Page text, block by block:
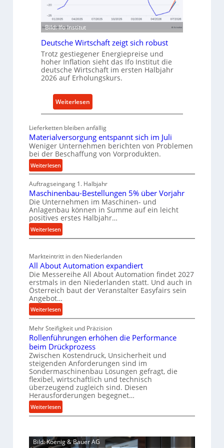
d
u
s
t
r
i
e
-
E
r
s
a
t
z
i
l
e
n
i
n
a
c
h
a
l
i
g
e
e
r
k
z
e
g
a
u
p
r
e
s
s
e
Bild: Ifo Institut
Deutsche Wirtschaft zeigt sich robust
Trotz gestiegener Energiepreise und
hoher Inflation sieht das Ifo Institut die
deutsche Wirtschaft im ersten Halbjahr
2026 auf Erholungskurs.
Weiterlesen:
D
u
t
s
h
e
W
r
s
h
a
f
t
i
g
t
s
i
c
h
r
b
s
Lieferketten bleiben anfällig
Materialversorgung entspannt sich im Juli
Weniger Unternehmen berichten von Problemen
bei der Beschaffung von Vorprodukten.
Weiterlesen:
M
a
t
e
r
i
a
l
e
r
s
o
g
u
n
g
e
n
t
s
p
a
n
n
i
Auftragseingang 1. Halbjahr
Maschinenbau-Bestellungen 5% über Vorjahr
Die Unternehmen im Maschinen- und
Anlagenbau können in Summe auf ein leicht
positives erstes Halbjahr…
Weiterlesen:
M
s
c
h
i
n
e
n
a
u
B
e
s
t
e
l
l
n
Markteintritt in den Niederlanden
All About Automation expandiert
Die Messereihe All About Automation findet 2027
erstmals in den Niederlanden statt. Und auch in
Österreich baut der Veranstalter Easyfairs sein
Angebot…
Weiterlesen:
A
l
l
A
b
o
u
t
A
u
t
a
Mehr Steifigkeit und Präzision
Rollenführungen erhöhen die Performance
beim Drückprozess
Zwischen Kostendruck, Unsicherheit und
steigenden Anforderungen sind im
Sondermaschinenbau Lösungen gefragt, die
flexibel, wirtschaftlich und technisch
überzeugend zugleich sind. Diesen
Herausforderungen begegnet…
Weiterlesen:
R
l
Bild: Koenig & Bauer AG